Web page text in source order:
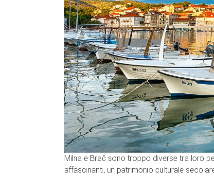
Milna e Brač sono troppo diverse tra loro
affascinanti, un patrimonio culturale